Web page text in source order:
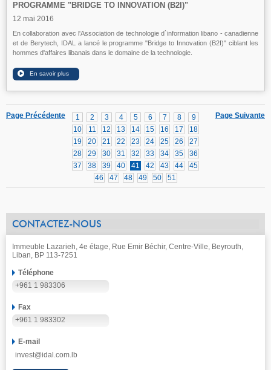
PROGRAMME "BRIDGE TO INNOVATION (B2I)"
12 mai 2016
En collaboration avec l'Association de technologie d`information libano - canadienne
et de Berytech, IDAL a lancé le programme "Bridge to Innovation (B2I)" ciblant les
hommes d'affaires libanais dans le domaine de la technologie.
Page Suivante
1 2 3 4 5 6 7 8
9
10
11 12 13 14 15 16 17
18
19
20 21 22 23 24 25 26
27
28
29 30 31 32 33 34 35
36
37
38 39 40 41 42 43 44
45
46
47 48 49 50 51
Page Précédente
CONTACTEZ-NOUS
Immeuble Lazarieh, 4e étage, Rue Emir Béchir, Centre-Ville, Beyrouth,
Liban, BP 113-7251
Téléphone
+961 1 983306
Fax
+961 1 983302
E-mail
invest@idal.com.lb